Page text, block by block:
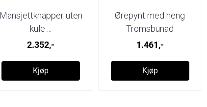
Mansjettknapper uten
kule ...
2.352,-
Kjøp
Ørepynt med heng
Tromsbunad
1.461,-
Kjøp